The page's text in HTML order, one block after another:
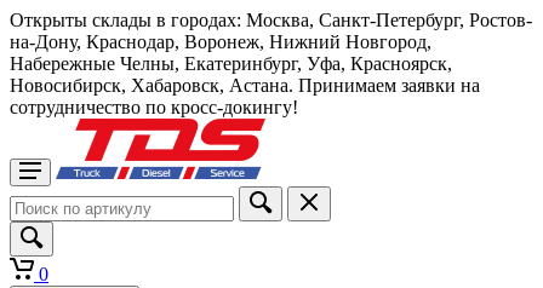
Открыты склады в городах: Москва, Санкт-Петербург, Ростов-
на-Дону, Краснодар, Воронеж, Нижний Новгород,
Набережные Челны, Екатеринбург, Уфа, Красноярск,
Новосибирск, Хабаровск, Астана. Принимаем заявки на
сотрудничество по кросс-докингу!
0